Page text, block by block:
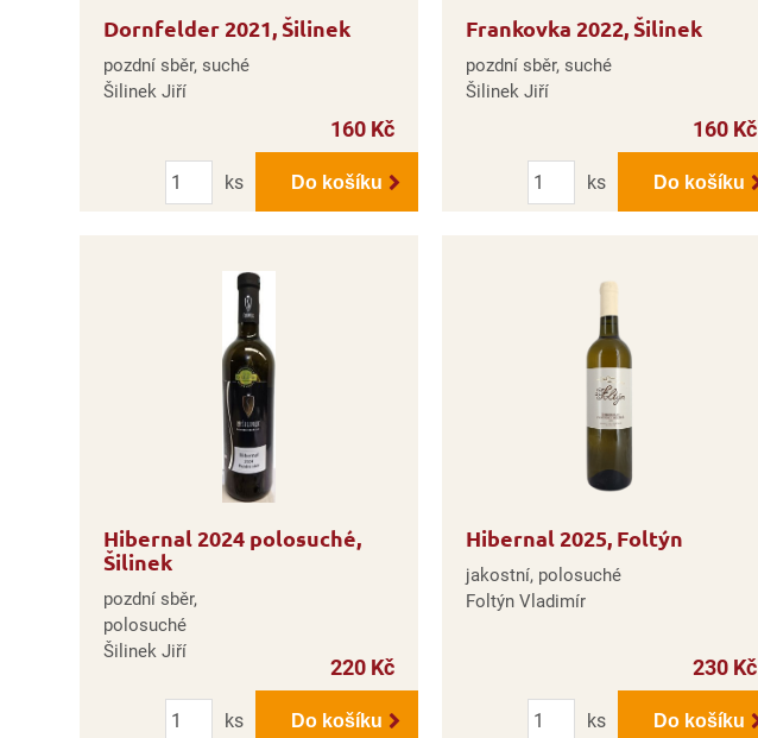
Dornfelder 2021, Šilinek
pozdní sběr, suché
Šilinek Jiří
160 Kč
Počet
ks
Do košíku
Frankovka 2022, Šilinek
pozdní sběr, suché
Šilinek Jiří
160 Kč
Počet
ks
Do košíku
Hibernal 2024 polosuché,
Šilinek
pozdní sběr,
polosuché
Šilinek Jiří
220 Kč
Počet
ks
Do košíku
Hibernal 2025, Foltýn
jakostní, polosuché
Foltýn Vladimír
230 Kč
Počet
ks
Do košíku